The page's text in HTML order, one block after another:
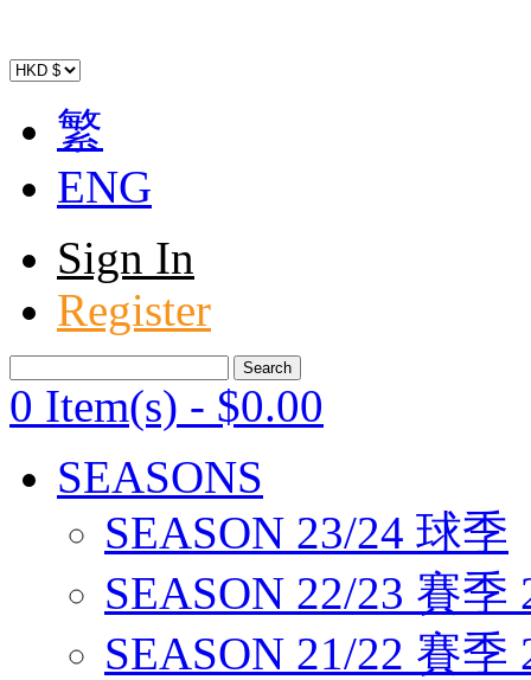
繁
ENG
Sign In
Register
0 Item(s) - $0.00
SEASONS
SEASON 23/24 球季
SEASON 22/23 賽季
SEASON 21/22 賽季